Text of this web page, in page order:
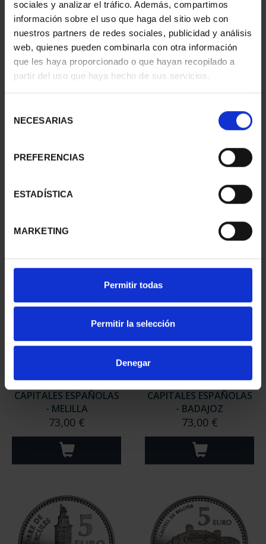
sociales y analizar el tráfico. Además, compartimos
información sobre el uso que haga del sitio web con
nuestros partners de redes sociales, publicidad y análisis
web, quienes pueden combinarla con otra información
que les haya proporcionado o que hayan recopilado a
partir del uso que haya hecho de sus servicios.
NECESARIAS
PREFERENCIAS
ESTADÍSTICA
MARKETING
Permitir todas
Permitir la selección
Denegar
- PAMPLONA
- ALICANTE
CAPITALES ESPAÑOLAS
- MELILLA
73,00 €
CAPITALES ESPAÑOLAS
- BADAJOZ
73,00 €